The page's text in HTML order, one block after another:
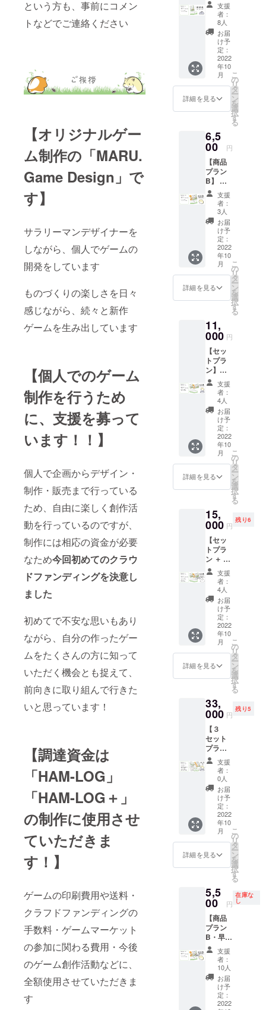
という方も、事前にコメン
トなどでご連絡ください
【オリジナルゲー
ム制作の「MARU.
Game Design」で
す】
サラリーマンデザイナーを
しながら、個人でゲームの
開発をしています
ものづくりの楽しさを日々
感じながら、続々と新作
ゲームを生み出しています
【個人でのゲーム
制作を行うため
に、支援を募って
います！！】
個人で企画からデザイン・
制作・販売まで行っている
ため、自由に楽しく創作活
動を行っているのですが、
制作には相応の資金が必要
なため今回初めてのクラウ
ドファンディングを決意し
ました
初めてで不安な思いもあり
ながら、自分の作ったゲー
ムをたくさんの方に知って
いただく機会とも捉えて、
前向きに取り組んで行きた
いと思っています！
【調達資金は
「HAM-LOG」
「HAM-LOG＋」
の制作に使用させ
ていただきま
す！】
ゲームの印刷費用や送料・
クラフドファンディングの
手数料・ゲームマーケット
の参加に関わる費用・今後
のゲーム創作活動などに、
全額使用させていただきま
す
ゲーム
『HAM-
LOG』
１個
混ぜて
遊べ
る！特
別な
カー
ド ３
種セッ
ト（非
ハムス
ターの
名刺
ランダ
ムで３
枚（非
売品）
支援
者：
8人
お届
け予
定：
2022
年10
月
詳細を見る
こ
の
リ
タ
ー
ン
を
選
択
す
る
6,5
00 円
【商品
プラン
B】 拡
張
『HAM-
LOG
＋』
個 ※
単品で
は遊べ
ません
混ぜて
遊べ
る！特
別な
ド ３
種セッ
ト（非
売品）
ハムス
ターの
名刺
ランダ
ムで３
枚（非
売品）
支援
者：
3人
お届
け予
定：
2022
年10
月
詳細を見る
こ
の
リ
タ
ー
ン
を
選
択
す
る
11,
000 円
【セッ
トプラ
ン】
『HAM-
LOG』
１個
『HAM-
LOG
＋』１
個 混ぜ
て遊べ
る！特
別な
カー
ド ３
種セッ
売品）
ハムス
ターの
名刺
全種１
０枚
（非売
品）
支援
者：
4人
お届
け予
定：
2022
年10
月
詳細を見る
こ
の
リ
タ
ー
ン
を
選
択
す
る
15,
000 円
残り6
【セッ
トプラ
ン ＋ 名
付け親
権】
【セッ
トプラ
ン】の
内容に
加え、
ハムス
ターに
名前を
つける
権利 ※
ご支援
く際
に、備
考欄に
つけた
い名前
を「第
３候
補」ま
でご記
入くだ
さい。
詳細の
やりと
りは別
途メー
ルに
て。
支援
者：
4人
お届
け予
定：
2022
年10
月
詳細を見る
こ
の
リ
タ
ー
ン
を
選
択
す
る
33,
000 円
残り5
【３
セット
プラ
ン】
【セッ
トプラ
ン】の
内容×３
A4クリ
アファ
イル
３枚
支援
者：
0人
お届
け予
定：
2022
年10
月
詳細を見る
こ
の
リ
タ
ー
ン
を
選
択
す
る
5,5
00 円
在庫な
し
【商品
プラン
B・早
割】 拡
張
『HAM-
LOG
＋』
個 ※
支援
者：
10人
お届
け予
定：
2022